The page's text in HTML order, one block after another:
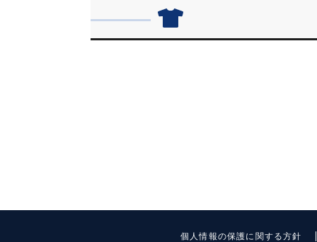
個人情報の保護に関する方針